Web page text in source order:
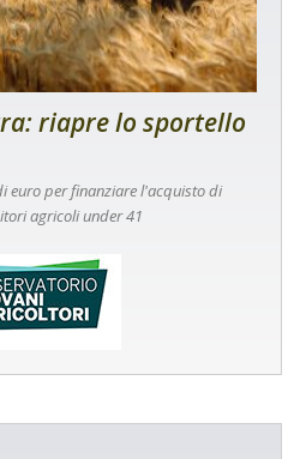
riapre lo sportello
euro per finanziare l'acquisto di
agricoli under 41